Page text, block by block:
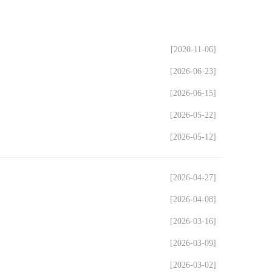
[2020-11-06]
[2026-06-23]
[2026-06-15]
[2026-05-22]
[2026-05-12]
[2026-04-27]
[2026-04-08]
[2026-03-16]
[2026-03-09]
[2026-03-02]